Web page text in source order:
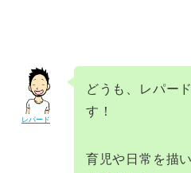
レパード
どうも、レパー
す！
育児や日常を描